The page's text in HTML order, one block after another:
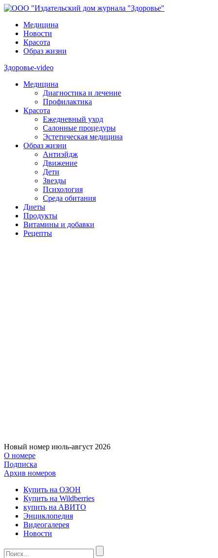
Медицина
Новости
Красота
Образ жизни
Здоровье-video
Медицина
Диагностика и лечение
Профилактика
Красота
Ежедневный уход
Салонные процедуры
Эстетическая медицина
Образ жизни
Антиэйдж
Движение
Дети
Звезды
Психология
Среда обитания
Диеты
Продукты
Витамины и добавки
Рецепты
Новый номер июль-август 2026
О номере
Подписка
Архив номеров
Купить на ОЗОН
Купить на Wildberries
купить на АВИТО
Энциклопедия
Видеогалерея
Новости